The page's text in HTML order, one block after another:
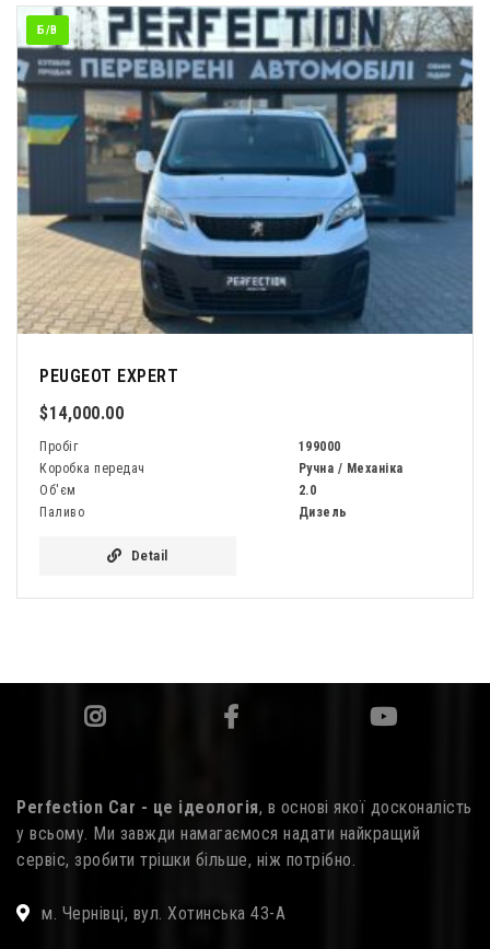
Б/В
PEUGEOT EXPERT
$14,000.00
Пробіг
199000
Коробка передач
Ручна / Механіка
Об'єм
2.0
Паливо
Дизель
Detail
Perfection Car - це ідеологія, в основі якої досконалість
у всьому. Ми завжди намагаємося надати найкращий
сервіс, зробити трішки більше, ніж потрібно.
м. Чернівці, вул. Хотинська 43-А